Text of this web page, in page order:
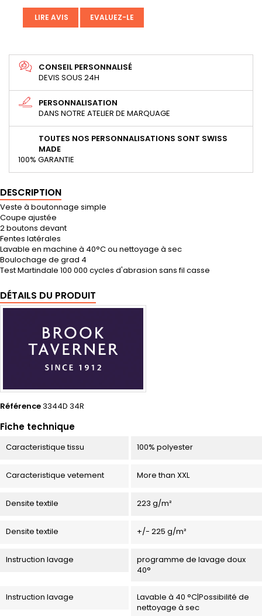
LIRE AVIS EVALUEZ-LE
CONSEIL PERSONNALISÉ
DEVIS SOUS 24H
PERSONNALISATION
DANS NOTRE ATELIER DE MARQUAGE
TOUTES NOS PERSONNALISATIONS SONT SWISS
MADE
100% GARANTIE
DESCRIPTION
Veste à boutonnage simple
Coupe ajustée
2 boutons devant
Fentes latérales
Lavable en machine à 40°C ou nettoyage à sec
Boulochage de grad 4
Test Martindale 100 000 cycles d'abrasion sans fil casse
DÉTAILS DU PRODUIT
Référence3344D 34R
Fiche technique
Caracteristique tissu 100% polyester
Caracteristique vetement More than XXL
Densite textile 223 g/m²
Densite textile +/- 225 g/m²
Instruction lavage
programme de lavage doux
40°
Instruction lavage
Lavable à 40 °C|Possibilité de
nettoyage à sec